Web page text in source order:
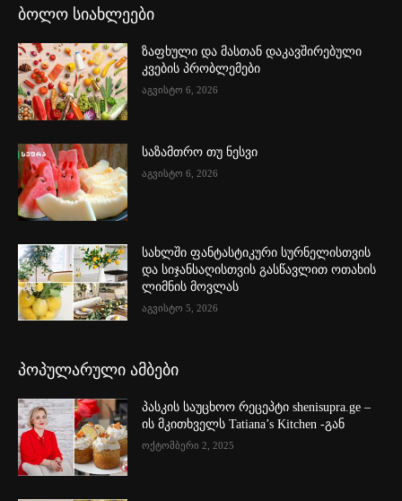
ბოლო სიახლეები
ზაფხული და მასთან დაკავშირებული
კვების პრობლემები
აგვისტო 6, 2026
საზამთრო თუ ნესვი
აგვისტო 6, 2026
სახლში ფანტასტიკური სურნელისთვის
და სიჯანსაღისთვის გასწავლით ოთახის
ლიმნის მოვლას
აგვისტო 5, 2026
პოპულარული ამბები
პასკის საუცხოო რეცეპტი shenisupra.ge –
ის მკითხველს Tatiana’s Kitchen -გან
ოქტომბერი 2, 2025